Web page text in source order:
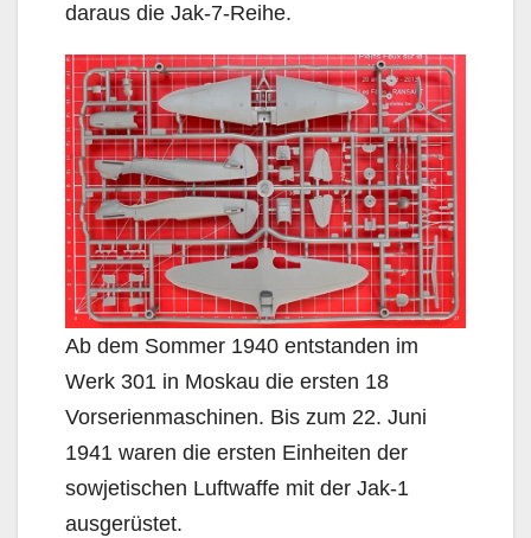
daraus die Jak-7-Reihe.
Ab dem Sommer 1940 entstanden im
Werk 301 in Moskau die ersten 18
Vorserienmaschinen. Bis zum 22. Juni
1941 waren die ersten Einheiten der
sowjetischen Luftwaffe mit der Jak-1
ausgerüstet.